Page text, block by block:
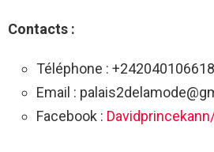
Contacts :
Téléphone : +242040106618
Email :
Facebook :